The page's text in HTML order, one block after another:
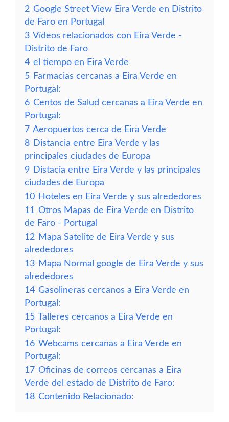
2 Google Street View Eira Verde en Distrito
de Faro en Portugal
3 Vídeos relacionados con Eira Verde -
Distrito de Faro
4 el tiempo en Eira Verde
5 Farmacias cercanas a Eira Verde en
Portugal:
6 Centos de Salud cercanas a Eira Verde en
Portugal:
7 Aeropuertos cerca de Eira Verde
8 Distancia entre Eira Verde y las
principales ciudades de Europa
9 Distacia entre Eira Verde y las principales
ciudades de Europa
10 Hoteles en Eira Verde y sus alrededores
11 Otros Mapas de Eira Verde en Distrito
de Faro - Portugal
12 Mapa Satelite de Eira Verde y sus
alrededores
13 Mapa Normal google de Eira Verde y sus
alrededores
14 Gasolineras cercanos a Eira Verde en
Portugal:
15 Talleres cercanos a Eira Verde en
Portugal:
16 Webcams cercanas a Eira Verde en
Portugal:
17 Oficinas de correos cercanas a Eira
Verde del estado de Distrito de Faro:
18 Contenido Relacionado: